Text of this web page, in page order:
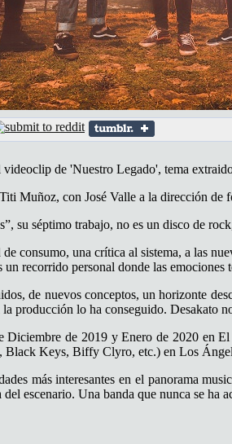
videoclip de 'Nuestro Legado', tema
Muñoz, con José Valle a la dirección
su séptimo trabajo, no es un disco de
consumo, una crítica al sistema, a las
recorrido personal donde las
de nuevos conceptos, un horizonte
producción lo ha conseguido. Desakato
Diciembre de 2019 y Enero de 2020 en
Keys, Biffy Clyro, etc.) en Los
más interesantes en el panorama
escenario. Una banda que nunca se ha